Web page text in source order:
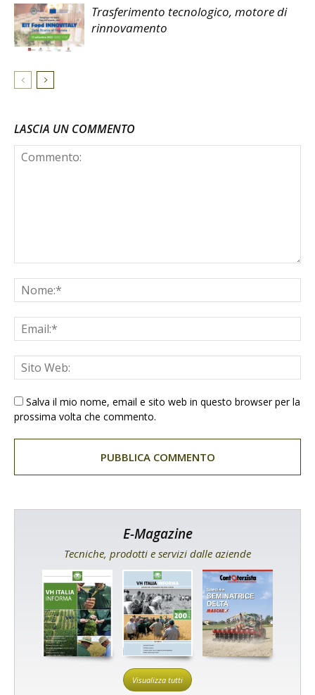
Trasferimento tecnologico, motore di
rinnovamento
LASCIA UN COMMENTO
Salva il mio nome, email e sito web in questo browser per la
prossima volta che commento.
E-Magazine
Tecniche, prodotti e servizi dalle aziende
Visualizza tutti